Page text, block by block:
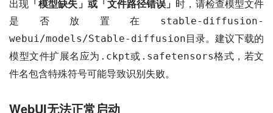
出现 「模型缺失」或「文件路径错误」 时，请检查模型文件
是否放置在
stable-diffusion-
webui/models/Stable-diffusion目录。建议下载的
模型文件扩展名应为 .ckpt或 .safetensors格式，若文
件名包含特殊符号可能导致识别失败。
WebUI无法正常启动